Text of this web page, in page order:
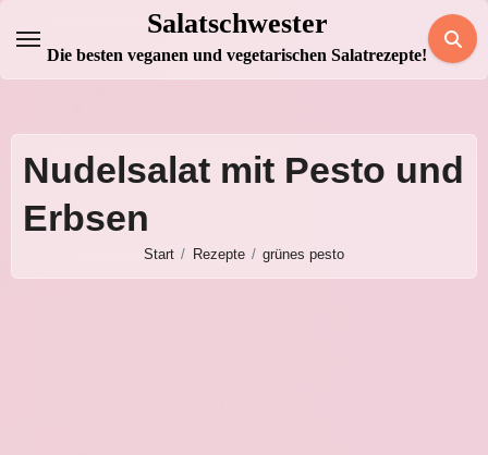
Inhalt
springen
Salatschwester
Die besten veganen und vegetarischen Salatrezepte!
Nudelsalat mit Pesto und
Erbsen
Start Rezepte grünes pesto